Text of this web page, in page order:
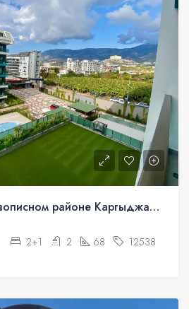
Квартира 2+1 в живописном районе Каргыджак, Аланья
2+1 2 68 12538